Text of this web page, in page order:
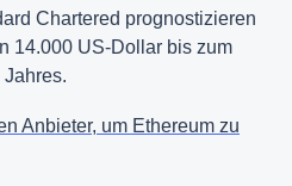
Chartered prognostizieren
14.000 US-Dollar bis zum
Anbieter, um Ethereum zu